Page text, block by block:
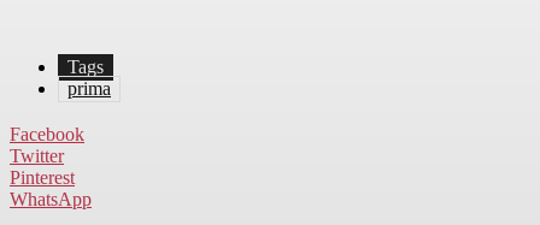
Tags
prima
Facebook
Twitter
Pinterest
WhatsApp